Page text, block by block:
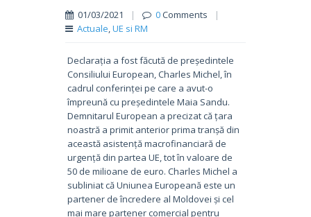
01/03/2021 | 0Comments
|
Actuale,UE si RM
Declarația a fost făcută de președintele
Consiliului European, Charles Michel, în
cadrul conferinței pe care a avut-o
împreună cu președintele Maia Sandu.
Demnitarul European a precizat că țara
noastră a primit anterior prima tranșă din
această asistență macrofinanciară de
urgență din partea UE, tot în valoare de
50 de milioane de euro. Charles Michel a
subliniat că Uniunea Europeană este un
partener de încredere al Moldovei și cel
mai mare partener comercial pentru